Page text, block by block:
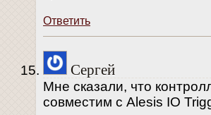
Ответить
Сергей
Мне сказали, что
совместим с Alesis IO